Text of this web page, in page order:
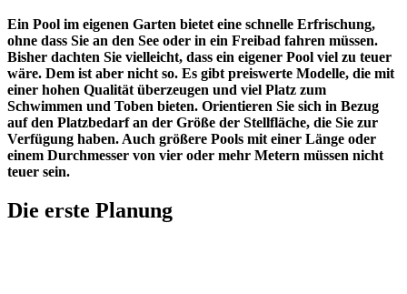
Ein Pool im eigenen Garten bietet eine schnelle Erfrischung,
ohne dass Sie an den See oder in ein Freibad fahren müssen.
Bisher dachten Sie vielleicht, dass ein eigener Pool viel zu teuer
wäre. Dem ist aber nicht so. Es gibt preiswerte Modelle, die mit
einer hohen Qualität überzeugen und viel Platz zum
Schwimmen und Toben bieten. Orientieren Sie sich in Bezug
auf den Platzbedarf an der Größe der Stellfläche, die Sie zur
Verfügung haben. Auch größere Pools mit einer Länge oder
einem Durchmesser von vier oder mehr Metern müssen nicht
teuer sein.
Die erste Planung